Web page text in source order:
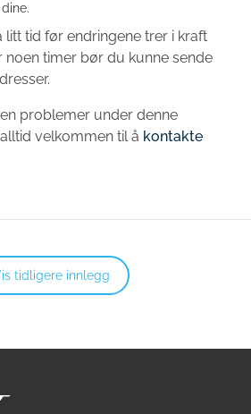
litt tid før endringene trer i kraft
noen timer bør du kunne sende
problemer under denne
velkommen til å kontakte
tidligere innlegg